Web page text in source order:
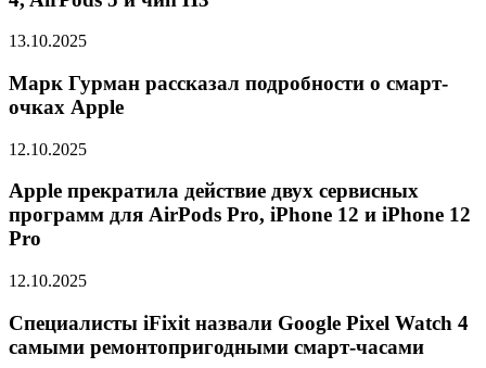
13.10.2025
Марк Гурман рассказал подробности о смарт-
очках Apple
12.10.2025
Apple прекратила действие двух сервисных
программ для AirPods Pro, iPhone 12 и iPhone 12
Pro
12.10.2025
Специалисты iFixit назвали Google Pixel Watch 4
самыми ремонтопригодными смарт-часами